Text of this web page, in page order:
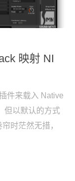
映射 NI
件来载入 Native
但以默认的方式
时茫然无措，